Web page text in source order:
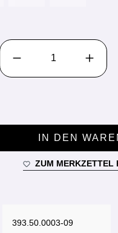
PRODUKT ANZAHL: GIB
IN DEN
ZUM MERKZETTEL
393.50.0003-09